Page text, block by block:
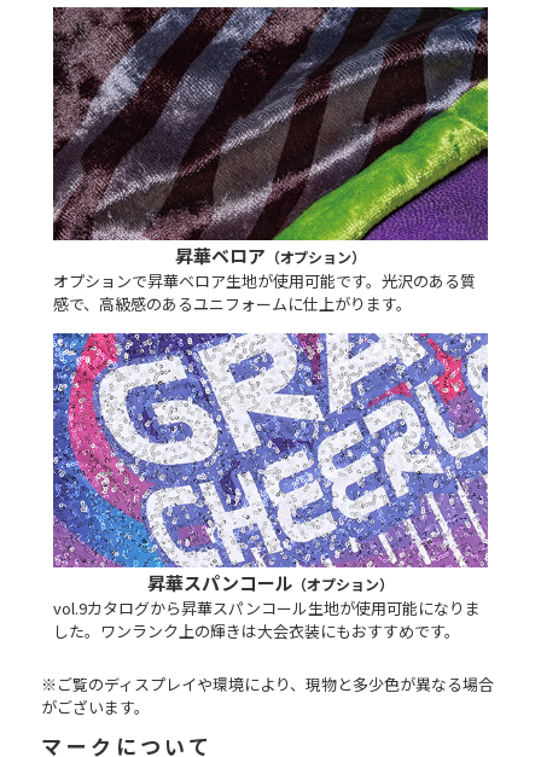
昇華ベロア （オプション）
オプションで昇華ベロア生地が使用可能です。光沢のある質
感で、高級感のあるユニフォームに仕上がります。
昇華スパンコール （オプション）
vol.9カタログから昇華スパンコール生地が使用可能になりま
した。ワンランク上の輝きは大会衣装にもおすすめです。
※ご覧のディスプレイや環境により、現物と多少色が異なる場合
がございます。
マークについて